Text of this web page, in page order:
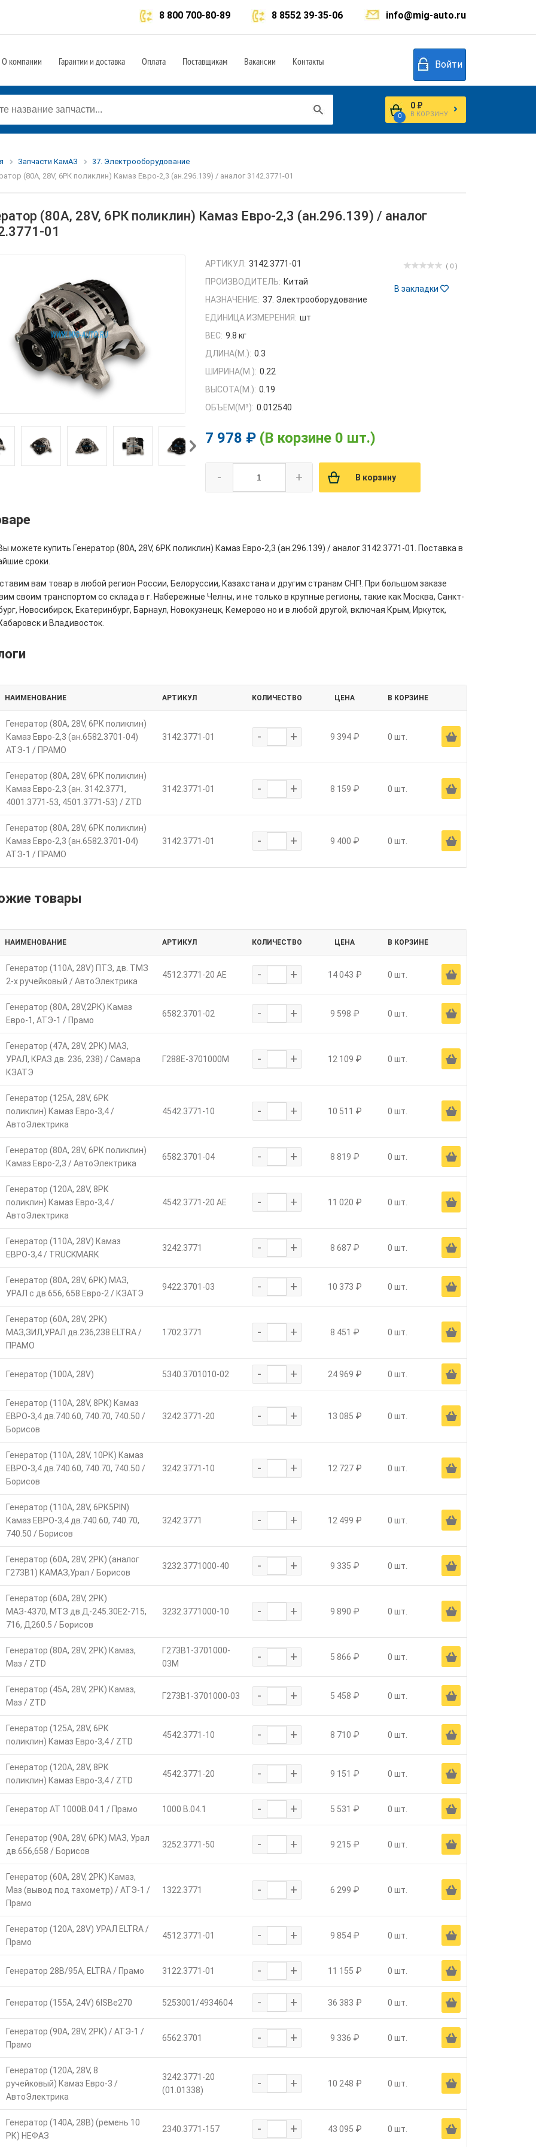
info@mig-auto.ru
8 8552 39-35-06
8 800 700-80-89
О компании Гарантии и доставка Оплата Поставщикам Вакансии Контакты Войти
0
0 ₽
В КОРЗИНУ
Запчасти КамАЗ
37. Электрооборудование
(80А, 28V, 6РК поликлин) Камаз Евро-2,3 (ан.296.139) / аналог 3142.3771-01
(80А, 28V, 6РК поликлин) Камаз Евро-2,3 (ан.296.139) / аналог
01
( 0 )
В закладки
АРТИКУЛ: 3142.3771-01
ПРОИЗВОДИТЕЛЬ: Китай
НАЗНАЧЕНИЕ: 37. Электрооборудование
ЕДИНИЦА ИЗМЕРЕНИЯ: шт
ВЕС: 9.8 кг
ДЛИНА(М.): 0.3
ШИРИНА(М.): 0.22
ВЫСОТА(М.): 0.19
ОБЪЕМ(M³): 0.012540
7 978 ₽ (В корзине 0 шт.)
- + В корзину
можете купить Генератор (80А, 28V, 6РК поликлин) Камаз Евро-2,3 (ан.296.139) / аналог 3142.3771-01. Поставка в
сроки.
вам товар в любой регион России, Белоруссии, Казахстана и другим странам СНГ!. При большом заказе
своим транспортом со склада в г. Набережные Челны, и не только в крупные регионы, такие как Москва, Санкт-
Новосибирск, Екатеринбург, Барнаул, Новокузнецк, Кемерово но и в любой другой, включая Крым, Иркутск,
и Владивосток.
НАИМЕНОВАНИЕ АРТИКУЛ КОЛИЧЕСТВО ЦЕНА В КОРЗИНЕ
Генератор (80А, 28V, 6РК поликлин)
Камаз Евро-2,3 (ан.6582.3701-04)
АТЭ-1 / ПРАМО
3142.3771-01 - + 9 394 ₽ 0 шт. Ä
Генератор (80А, 28V, 6РК поликлин)
Камаз Евро-2,3 (ан. 3142.3771,
4001.3771-53, 4501.3771-53) / ZTD
3142.3771-01 - + 8 159 ₽ 0 шт. Ä
Генератор (80А, 28V, 6РК поликлин)
Камаз Евро-2,3 (ан.6582.3701-04)
АТЭ-1 / ПРАМО
3142.3771-01 - + 9 400 ₽ 0 шт. Ä
товары
НАИМЕНОВАНИЕ АРТИКУЛ КОЛИЧЕСТВО ЦЕНА В КОРЗИНЕ
Генератор (110А, 28V) ПТЗ, дв. ТМЗ
2-х ручейковый / АвтоЭлектрика
4512.3771-20 АЕ - + 14 043 ₽ 0 шт. Ä
Генератор (80А, 28V,2РК) Камаз
Евро-1, АТЭ-1 / Прамо
6582.3701-02 - + 9 598 ₽ 0 шт. Ä
Генератор (47А, 28V, 2РК) МАЗ,
УРАЛ, КРАЗ дв. 236, 238) / Самара
КЗАТЭ
Г288Е-3701000М - + 12 109 ₽ 0 шт. Ä
Генератор (125А, 28V, 6РК
поликлин) Камаз Евро-3,4 /
АвтоЭлектрика
4542.3771-10 - + 10 511 ₽ 0 шт. Ä
Генератор (80А, 28V, 6РК поликлин)
Камаз Евро-2,3 / АвтоЭлектрика
6582.3701-04 - + 8 819 ₽ 0 шт. Ä
Генератор (120А, 28V, 8РК
поликлин) Камаз Евро-3,4 /
АвтоЭлектрика
4542.3771-20 AE - + 11 020 ₽ 0 шт. Ä
Генератор (110А, 28V) Камаз
ЕВРО-3,4 / TRUCKMARK
3242.3771 - + 8 687 ₽ 0 шт. Ä
Генератор (80А, 28V, 6РК) МАЗ,
УРАЛ с дв.656, 658 Евро-2 / КЗАТЭ
9422.3701-03 - + 10 373 ₽ 0 шт. Ä
Генератор (60А, 28V, 2РК)
МАЗ,ЗИЛ,УРАЛ дв.236,238 ELTRA /
ПРАМО
1702.3771 - + 8 451 ₽ 0 шт. Ä
Генератор (100А, 28V) 5340.3701010-02 - + 24 969 ₽ 0 шт. Ä
Генератор (110А, 28V, 8РК) Камаз
ЕВРО-3,4 дв.740.60, 740.70, 740.50 /
Борисов
3242.3771-20 - + 13 085 ₽ 0 шт. Ä
Генератор (110А, 28V, 10РК) Камаз
ЕВРО-3,4 дв.740.60, 740.70, 740.50 /
Борисов
3242.3771-10 - + 12 727 ₽ 0 шт. Ä
Генератор (110А, 28V, 6РК5PIN)
Камаз ЕВРО-3,4 дв.740.60, 740.70,
740.50 / Борисов
3242.3771 - + 12 499 ₽ 0 шт. Ä
Генератор (60А, 28V, 2РК) (аналог
Г273В1) КАМАЗ,Урал / Борисов
3232.3771000-40 - + 9 335 ₽ 0 шт. Ä
Генератор (60А, 28V, 2РК)
МАЗ-4370, МТЗ дв.Д-245.30Е2-715,
716, Д260.5 / Борисов
3232.3771000-10 - + 9 890 ₽ 0 шт. Ä
Генератор (80А, 28V, 2РК) Камаз,
Маз / ZTD
Г273В1-3701000-
03М
- + 5 866 ₽ 0 шт. Ä
Генератор (45А, 28V, 2РК) Камаз,
Маз / ZTD
Г273В1-3701000-03 - + 5 458 ₽ 0 шт. Ä
Генератор (125А, 28V, 6РК
поликлин) Камаз Евро-3,4 / ZTD
4542.3771-10 - + 8 710 ₽ 0 шт. Ä
Генератор (120А, 28V, 8РК
поликлин) Камаз Евро-3,4 / ZTD
4542.3771-20 - + 9 151 ₽ 0 шт. Ä
Генератор АТ 1000В.04.1 / Прамо 1000 В.04.1 - + 5 531 ₽ 0 шт. Ä
Генератор (90А, 28V, 6РК) МАЗ, Урал
дв.656,658 / Борисов
3252.3771-50 - + 9 215 ₽ 0 шт. Ä
Генератор (60А, 28V, 2РК) Камаз,
Маз (вывод под тахометр) / АТЭ-1 /
Прамо
1322.3771 - + 6 299 ₽ 0 шт. Ä
Генератор (120А, 28V) УРАЛ ELTRA /
Прамо
4512.3771-01 - + 9 854 ₽ 0 шт. Ä
Генератор 28В/95А, ELTRA / Прамо 3122.3771-01 - + 11 155 ₽ 0 шт. Ä
Генератор (155А, 24V) 6ISBe270 5253001/4934604 - + 36 383 ₽ 0 шт. Ä
Генератор (90А, 28V, 2РК) / АТЭ-1 /
Прамо
6562.3701 - + 9 336 ₽ 0 шт. Ä
Генератор (120А, 28V, 8
ручейковый) Камаз Евро-3 /
АвтоЭлектрика
3242.3771-20
(01.01338)
- + 10 248 ₽ 0 шт. Ä
Генератор (140А, 28В) (ремень 10
РК) НЕФАЗ
2340.3771-157 - + 43 095 ₽ 0 шт. Ä